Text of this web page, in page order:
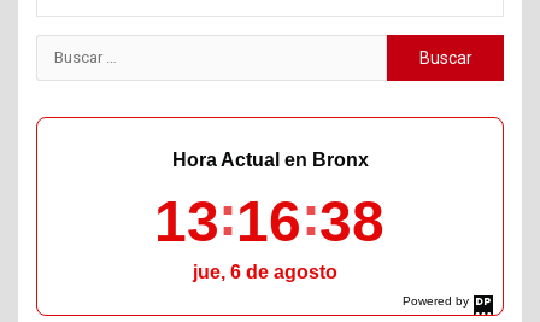
Buscar:
Powered by
DaysPedia.com
Hora Actual en Bronx
13 16 40
jue, 6 de agosto